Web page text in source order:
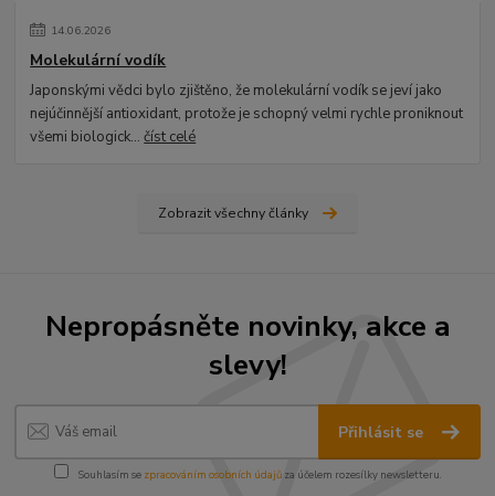
14.06.2026
Molekulární vodík
Japonskými vědci bylo zjištěno, že molekulární vodík se jeví jako
nejúčinnější antioxidant, protože je schopný velmi rychle proniknout
všemi biologick...číst celé
Zobrazit všechny články
Nepropásněte novinky, akce a
slevy!
Přihlásit se
Souhlasím se zpracováním osobních údajůza účelem rozesílky newsletteru.